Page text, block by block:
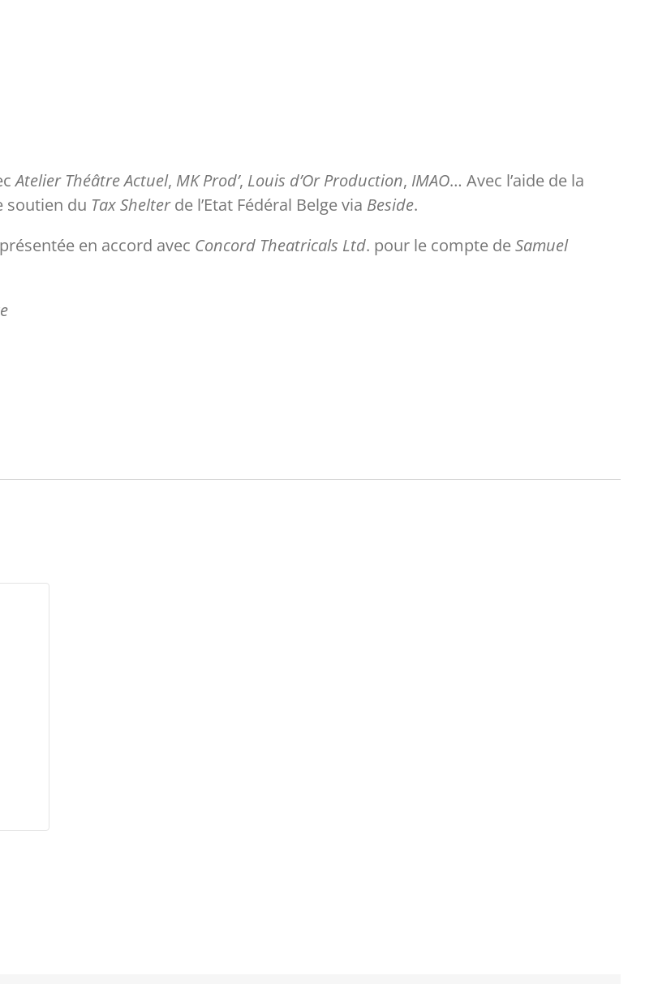
Atelier Théâtre Actuel, MK Prod’, Louis d’Or Production, IMAO… Avec l’aide de la
soutien du Tax Shelterde l’Etat Fédéral Belge via Beside.
en accord avec Concord Theatricals Ltd. pour le compte deSamuel